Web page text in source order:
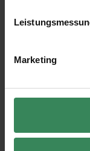
Marketing
mit einem
Ganzjahresgarn
gasiert
Lauflänge: 120